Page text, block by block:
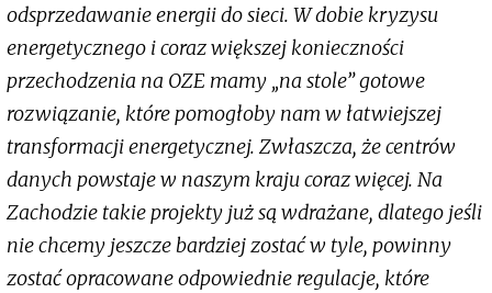
odsprzedawanie energii do sieci. W dobie kryzysu
energetycznego i coraz większej konieczności
przechodzenia na OZE mamy „na stole” gotowe
rozwiązanie, które pomogłoby nam w łatwiejszej
transformacji energetycznej. Zwłaszcza, że centrów
danych powstaje w naszym kraju coraz więcej. Na
Zachodzie takie projekty już są wdrażane, dlatego jeśli
nie chcemy jeszcze bardziej zostać w tyle, powinny
zostać opracowane odpowiednie regulacje, które